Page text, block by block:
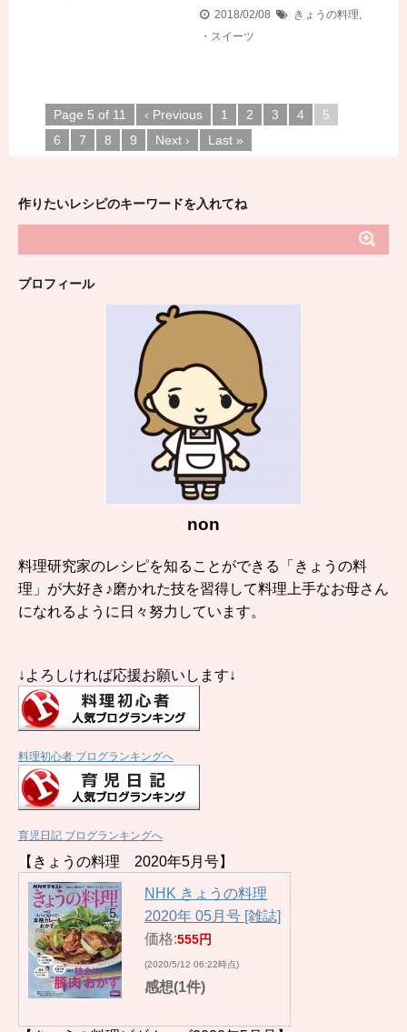
2018/02/08 きょうの料理
・スイーツ
Page 5 of 11 ‹ Previous 1 2 3 4
5
6
7 8 9 Next › Last »
作りたいレシピのキーワードを入れてね
プロフィール
non
料理研究家のレシピを知ることができる「きょうの料
理」が大好き♪磨かれた技を習得して料理上手なお母さん
になれるように日々努力しています。
↓よろしければ応援お願いします↓
料理初心者 ブログランキングへ
育児日記 ブログランキングへ
【きょうの料理 2020年5月号】
NHK きょうの料理
2020年 05月号 [雑誌]
価格:555円
(2020/5/12 06:22時点)
感想(1件)